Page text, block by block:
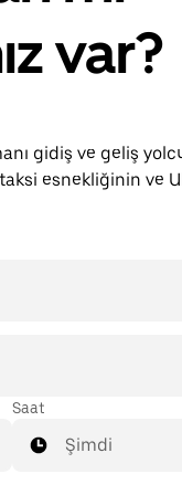
var?
gidiş ve geliş
esnekliğinin ve
keyfini çıkarın.
belli ücretler
Saat
Şimdi